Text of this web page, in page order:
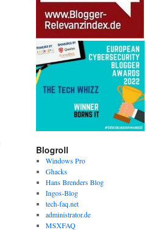
Blogroll
Windows Pro
Ghacks
Hans Brenders Blog
Ingos-Blog
tech-faq.net
administrator.de
MSXFAQ